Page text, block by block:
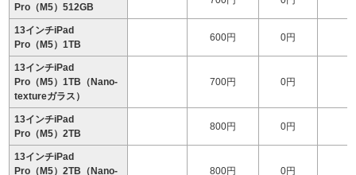
Pro（M5）512GB
13インチiPad
Pro（M5）1TB
600円 0円
13インチiPad
Pro（M5）1TB（Nano-
textureガラス）
700円 0円
13インチiPad
Pro（M5）2TB
800円 0円
13インチiPad
Pro（M5）2TB（Nano-
800円 0円